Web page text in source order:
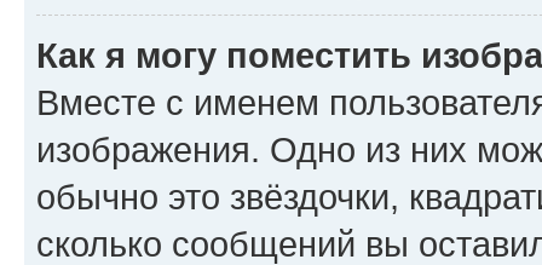
Как я могу поместить
Вместе с именем
изображения. Одно из них
обычно это звёздочки,
сколько сообщений вы